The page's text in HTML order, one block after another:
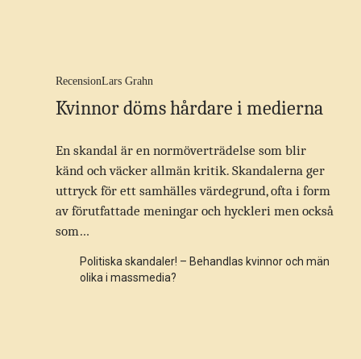
RecensionLars Grahn
Kvinnor döms hårdare i medierna
En skandal är en normöverträdelse som blir
känd och väcker allmän kritik. Skandalerna ger
uttryck för ett samhälles värdegrund, ofta i form
av förutfattade meningar och hyckleri men också
som…
Politiska skandaler! – Behandlas kvinnor och män
olika i massmedia?